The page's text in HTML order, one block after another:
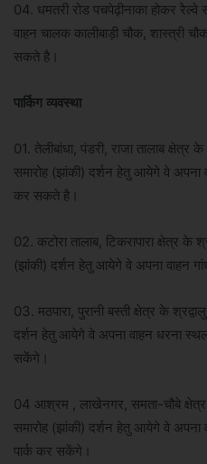
04. धमतरी रोड पचपेढ़ीनाका होकर
वाहन चालक कालीबाड़ी चौक, शास्त्री
सकते है।
पार्किग व्यवस्था
01. तेलीबांधा, पंडरी, राजा तालाब
समारोह (झांकी) दर्शन हेतु आयेगे वे अपना
कर सकते है।
02. कटोरा तालाब, टिकरापारा क्षेत्र के
(झांकी) दर्शन हेतु आयेगे वे अपना वाहन
03. मठपारा, पुरानी बस्ती क्षेत्र के
दर्शन हेतु आयेगे वे अपना वाहन धरना
सकेंगे।
04 आश्रम , लाखेनगर, समता-चौबे
समारोह (झांकी) दर्शन हेतु आयेगे वे अपना
पार्क कर सकेंगे।